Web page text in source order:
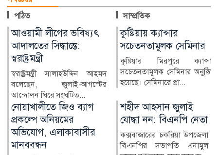
পঠিত সাম্প্রতিক
কুষ্টিয়ায় ক্যান্সার
সচেতনতামূলক সেমিনার
কুষ্টিয়ার মিরপুরে ক্যান্সার
সচেতনতামূলক সেমিনার অনুষ্ঠিত
হয়েছে। সেমিনারে প্রা...
লাখ টাকার ফল-নাস্তা নিয়ে
সাবেক ইউএনওকে ঘিরে
প্রশ্ন
কুষ্টিয়ার মিরপুর উপজেলার সাবেক
নির্বাহী কর্মকর্তা (ইউএনও)
শহীদ আহসান জুলাই
যোদ্ধা নন: বিএনপি নেতা
কক্সবাজারের চকরিয়া উপজেলা
বিএনপির সভাপতি এনামুল
হাসিনা দিল্লিতে,
পরিবারের অন্য সদস্যরা
কে কোথায়?
সাবেক প্রধানমন্ত্রী শেখ হাসিনার